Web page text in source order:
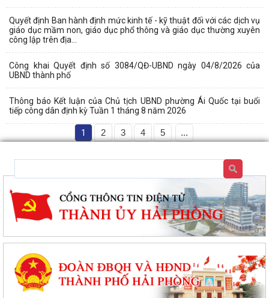
Quyết định Ban hành định mức kinh tế - kỹ thuật đối với các dịch vụ
giáo dục mầm non, giáo dục phổ thông và giáo dục thường xuyên
công lập trên địa...
Công khai Quyết định số 3084/QĐ-UBND ngày 04/8/2026 của
UBND thành phố
Thông báo Kết luận của Chủ tịch UBND phường Ái Quốc tại buổi
tiếp công dân định kỳ Tuần 1 tháng 8 năm 2026
1 2 3 4 5 ...